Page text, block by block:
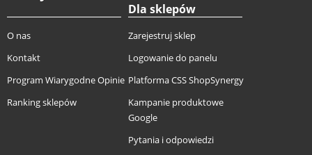
O nas
Kontakt
Program Wiarygodne Opinie
Ranking sklepów
Dla sklepów
Zarejestruj sklep
Logowanie do panelu
Platforma CSS ShopSynergy
Kampanie produktowe
Google
Pytania i odpowiedzi